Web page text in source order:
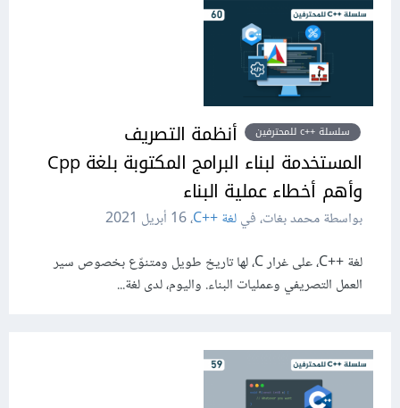
سلسلة ++c للمحترفين
أنظمة التصريف
المستخدمة لبناء البرامج المكتوبة بلغة Cpp
وأهم أخطاء عملية البناء
بواسطة محمد بغات، فيلغة C++‎ ،16 أبريل 2021
لغة C++‎، على غرار C، لها تاريخ طويل ومتنوّع بخصوص سير
العمل التصريفي وعمليات البناء. واليوم، لدى لغة...